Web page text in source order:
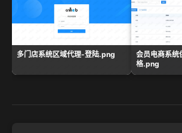
多门店系统区域代理-登陆.png
会员电商系统
格.png